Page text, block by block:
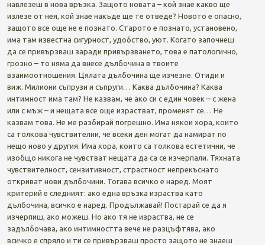
навлезеш в нова връзка. Защото новата – кой знае какво ще
излезе от нея, кой знае накъде ще те отведе? Новото е опасно,
защото все още не е познато. Старото е познато, установено,
има там известна сигурност, удобство, уют. Когато започнеш
да се привързваш заради привързването, това е патологично,
грозно – то няма да внесе дълбочина в твоите
взаимоотношения. Цялата дълбочина ще изчезне. Отиди и
виж. Милиони съпрузи и съпруги… Каква дълбочина? Каква
интимност има там? Не казвам, че ако си с един човек – с жена
или с мъж – и нещата все още израстват, променят се… Не
казвам това. Не ме разбирай погрешно. Има някои хора, които
са толкова чувствителни, че всеки ден могат да намират по
нещо ново у другия. Има хора, които са толкова естетични, че
изобщо никога не чувстват нещата да са се изчерпали. Тяхната
чувствителност, сензитивност, страстност непрекъснато
откриват нови дълбочини. Тогава всичко е наред. Моят
критерий е следният: ако една връзка израства като
дълбочина, всичко е наред. Продължавай! Постарай се да я
изчерпиш, ако можеш. Но ако тя не израства, не се
задълбочава, ако интимността вече не разцъфтява, ако
всичко е спряло и ти се привързваш просто защото не знаеш